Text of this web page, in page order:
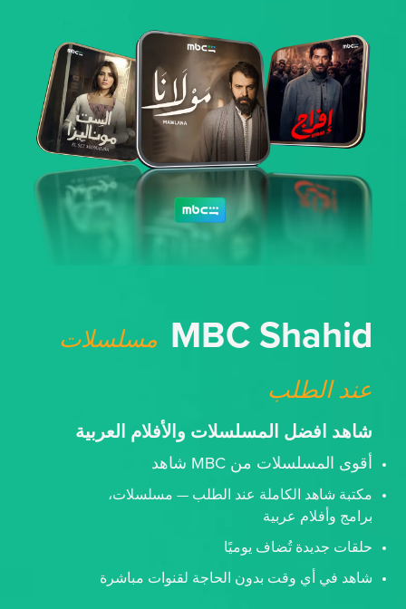
MBC Shahid مسلسلات
عند الطلب
شاهد افضل المسلسلات والأفلام العربية
أقوى المسلسلات من MBC شاهد
مكتبة شاهد الكاملة عند الطلب — مسلسلات،
برامج وأفلام عربية
حلقات جديدة تُضاف يوميًا
شاهد في أي وقت بدون الحاجة لقنوات مباشرة